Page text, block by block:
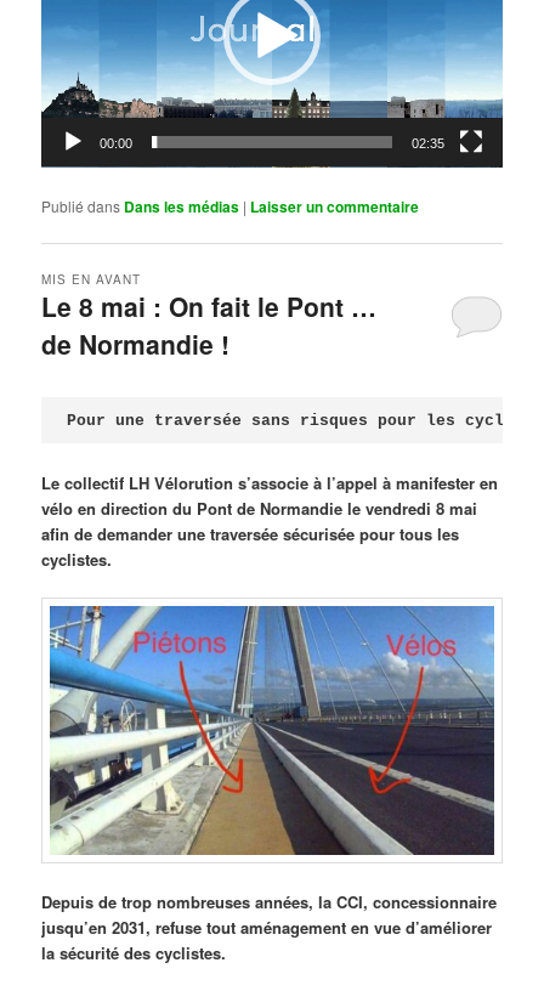
00:00 02:35
Publié dans Dans les médias | Laisser un commentaire
Le 8 mai : On fait le Pont …
de Normandie !
MIS EN AVANT
Pour une traversée sans risques pour les
Le collectif LH Vélorution s’associe à l’appel à manifester en
vélo en direction du Pont de Normandie le vendredi 8 mai
afin de demander une traversée sécurisée pour tous les
cyclistes.
Depuis de trop nombreuses années, la CCI, concessionnaire
jusqu’en 2031, refuse tout aménagement en vue d’améliorer
la sécurité des cyclistes.